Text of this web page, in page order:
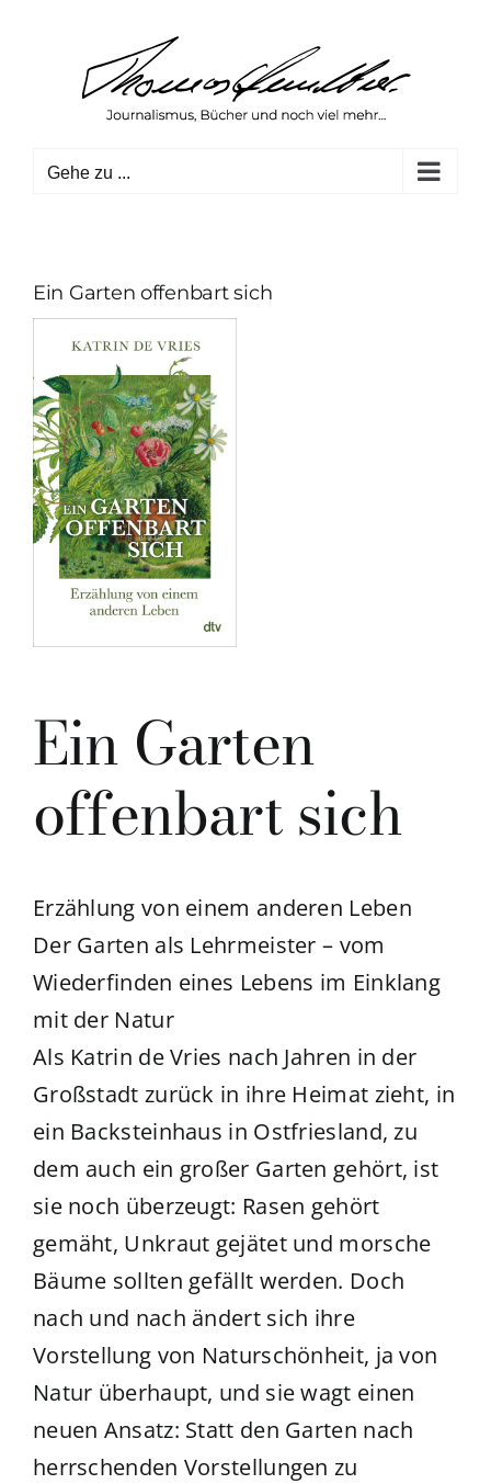
springen
Gehe zu ...
Ein Garten offenbart sich
Ein Garten
offenbart sich
Erzählung von einem anderen Leben
Der Garten als Lehrmeister – vom
Wiederfinden eines Lebens im Einklang
mit der Natur
Als Katrin de Vries nach Jahren in der
Großstadt zurück in ihre Heimat zieht, in
ein Backsteinhaus in Ostfriesland, zu
dem auch ein großer Garten gehört, ist
sie noch überzeugt: Rasen gehört
gemäht, Unkraut gejätet und morsche
Bäume sollten gefällt werden. Doch
nach und nach ändert sich ihre
Vorstellung von Naturschönheit, ja von
Natur überhaupt, und sie wagt einen
neuen Ansatz: Statt den Garten nach
herrschenden Vorstellungen zu